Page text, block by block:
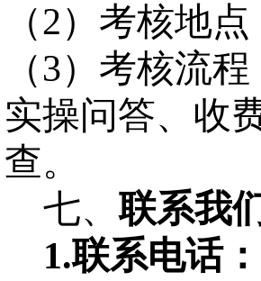
（2）考核地
（3）考核流
实操问答、收
查。
七、联系我
1.联系电话：